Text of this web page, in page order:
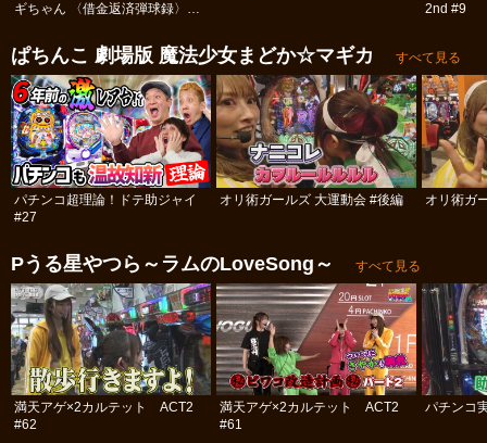
ギちゃん 〈借金返済弾球録〉
2nd #9
ぱちんこ 劇場版 魔法少女まどか☆マギカ すべて見る
パチンコ超理論！ドテ助ジャイ
#27
オリ術ガールズ 大運動会 #後編 オリ術ガ
Pうる星やつら～ラムのLoveSong～ すべて見る
満天アゲ×2カルテット ACT2
#62
満天アゲ×2カルテット ACT2
#61
パチンコ